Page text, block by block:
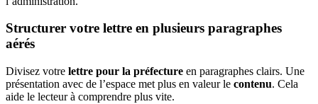
Structurer votre lettre en plusieurs paragraphes
aérés
Divisez votre lettre pour la préfecture en paragraphes clairs. Une
présentation avec de l’espace met plus en valeur le contenu. Cela
aide le lecteur à comprendre plus vite.